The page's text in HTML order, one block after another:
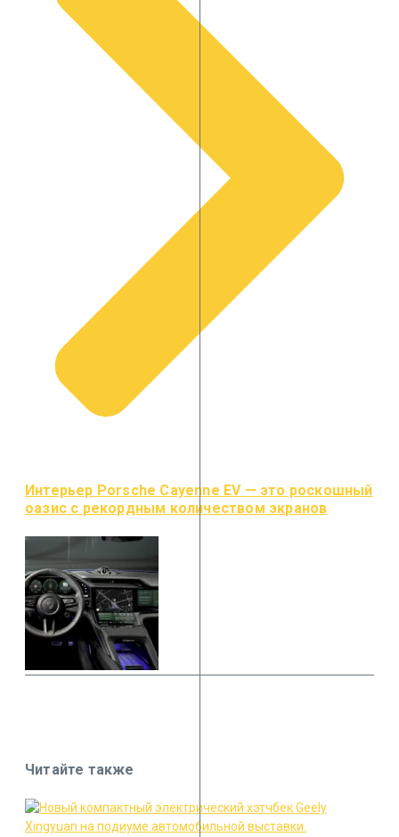
Интерьер Porsche Cayenne EV — это роскошный
оазис с рекордным количеством экранов
Читайте также